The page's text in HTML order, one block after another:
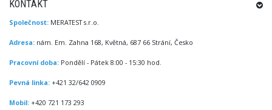
KONTAKT
Společnost: MERATEST s.r.o.
Adresa: nám. Em. Zahna 168, Květná, 687 66 Strání, Česko
Pracovní doba: Pondělí - Pátek 8:00 - 15:30 hod.
Pevná linka: +421 32/642 0909
Mobil: +420 721 173 293